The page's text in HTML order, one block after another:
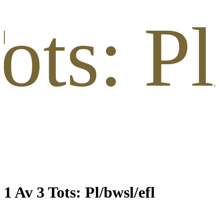
1 Av 3 Tots: Pl/bwsl/efl